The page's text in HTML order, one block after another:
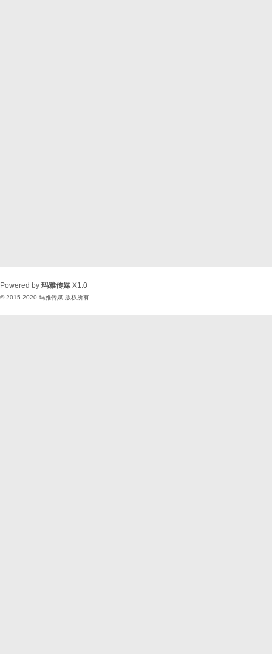
Powered by 玛雅传媒 X1.0
© 2015-2020 玛雅传媒 版权所有